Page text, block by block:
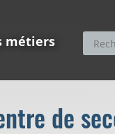
métiers
de